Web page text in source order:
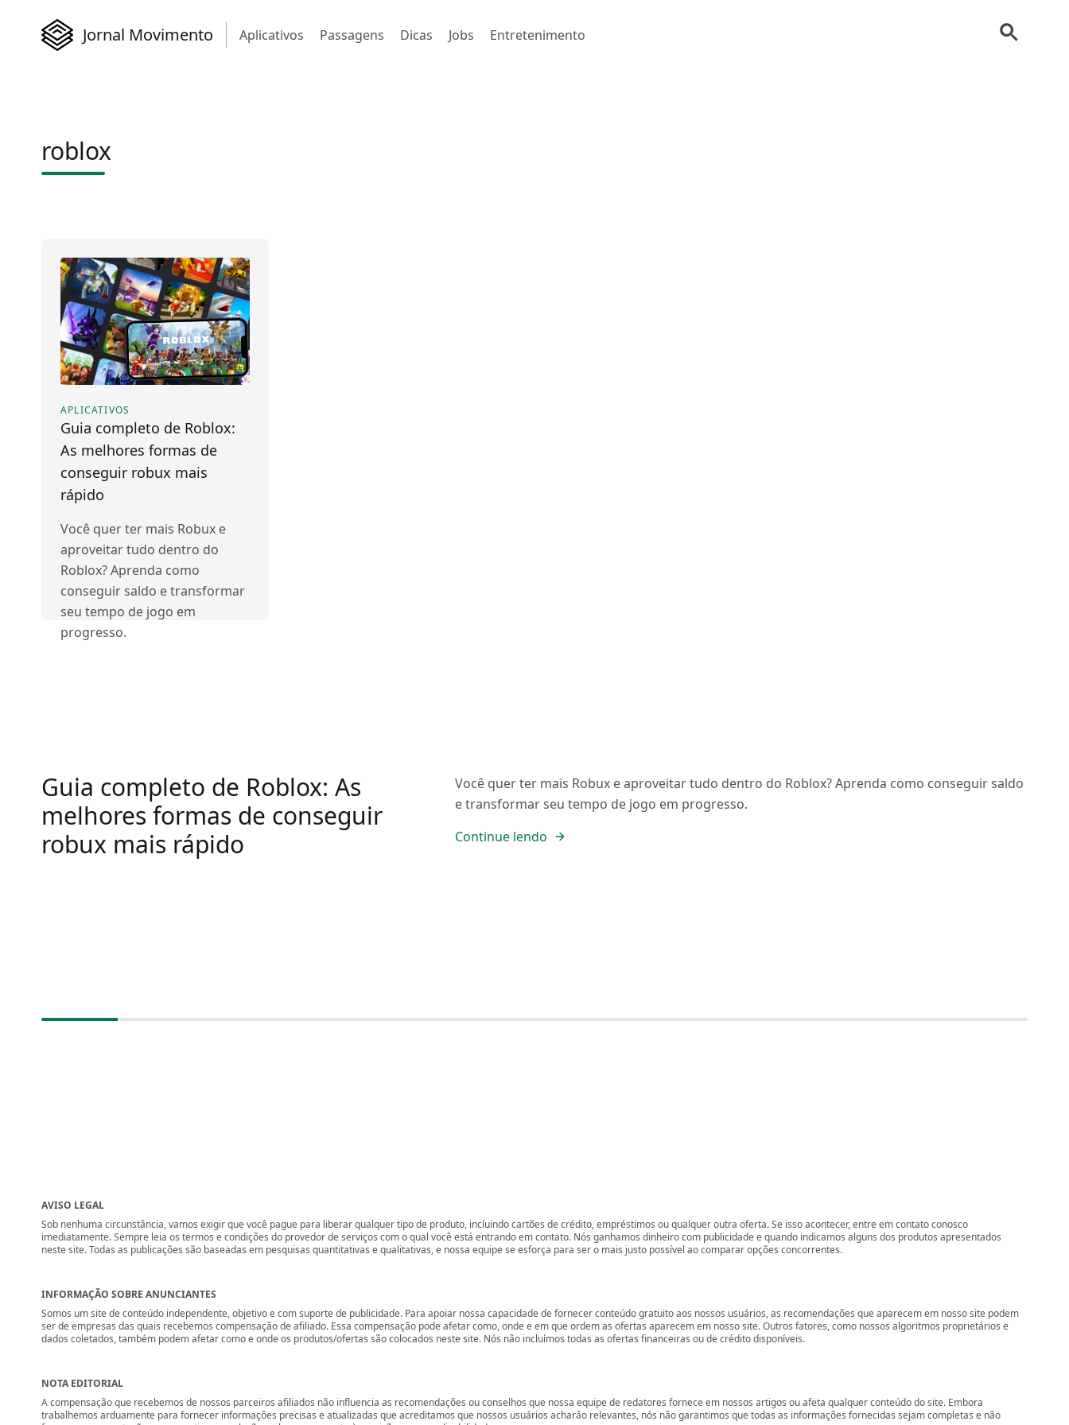
Jornal Movimento Aplicativos Passagens Dicas Jobs Entretenimento
roblox
APLICATIVOS
Guia completo de Roblox:
As melhores formas de
conseguir robux mais
rápido
Você quer ter mais Robux e
aproveitar tudo dentro do
Roblox? Aprenda como
conseguir saldo e transformar
seu tempo de jogo em
progresso.
Guia completo de Roblox: As
melhores formas de conseguir
robux mais rápido
Você quer ter mais Robux e aproveitar tudo dentro do Roblox? Aprenda como conseguir saldo
e transformar seu tempo de jogo em progresso.
Continue lendo
AVISO LEGAL
Sob nenhuma circunstância, vamos exigir que você pague para liberar qualquer tipo de produto, incluindo cartões de crédito, empréstimos ou qualquer outra oferta. Se isso acontecer, entre em contato conosco
imediatamente. Sempre leia os termos e condições do provedor de serviços com o qual você está entrando em contato. Nós ganhamos dinheiro com publicidade e quando indicamos alguns dos produtos apresentados
neste site. Todas as publicações são baseadas em pesquisas quantitativas e qualitativas, e nossa equipe se esforça para ser o mais justo possível ao comparar opções concorrentes.
INFORMAÇÃO SOBRE ANUNCIANTES
Somos um site de conteúdo independente, objetivo e com suporte de publicidade. Para apoiar nossa capacidade de fornecer conteúdo gratuito aos nossos usuários, as recomendações que aparecem em nosso site podem
ser de empresas das quais recebemos compensação de afiliado. Essa compensação pode afetar como, onde e em que ordem as ofertas aparecem em nosso site. Outros fatores, como nossos algoritmos proprietários e
dados coletados, também podem afetar como e onde os produtos/ofertas são colocados neste site. Nós não incluímos todas as ofertas financeiras ou de crédito disponíveis.
NOTA EDITORIAL
A compensação que recebemos de nossos parceiros afiliados não influencia as recomendações ou conselhos que nossa equipe de redatores fornece em nossos artigos ou afeta qualquer conteúdo do site. Embora
trabalhemos arduamente para fornecer informações precisas e atualizadas que acreditamos que nossos usuários acharão relevantes, nós não garantimos que todas as informações fornecidas sejam completas e não